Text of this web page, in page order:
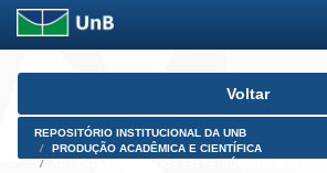
Skip
Voltar
REPOSITÓRIO INSTITUCIONAL DA UNB
PRODUÇÃO ACADÊMICA E CIENTÍFICA